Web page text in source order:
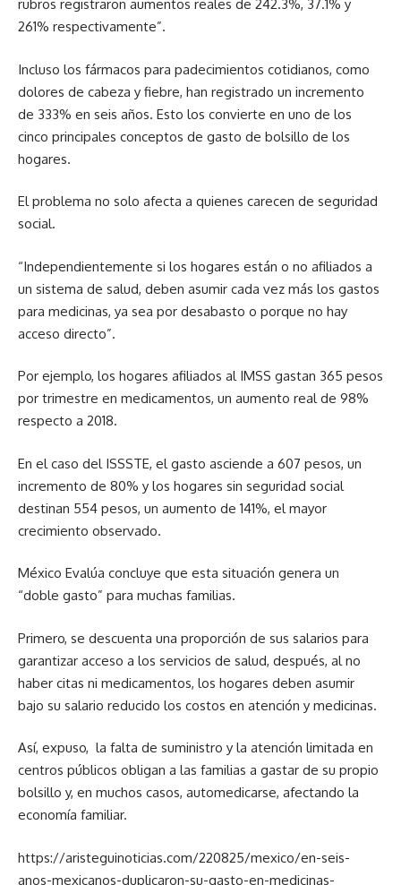
rubros registraron aumentos reales de 242.3%, 37.1% y
261% respectivamente”.
Incluso los fármacos para padecimientos cotidianos, como
dolores de cabeza y fiebre, han registrado un incremento
de 333% en seis años. Esto los convierte en uno de los
cinco principales conceptos de gasto de bolsillo de los
hogares.
El problema no solo afecta a quienes carecen de seguridad
social.
“Independientemente si los hogares están o no afiliados a
un sistema de salud, deben asumir cada vez más los gastos
para medicinas, ya sea por desabasto o porque no hay
acceso directo”.
Por ejemplo, los hogares afiliados al IMSS gastan 365 pesos
por trimestre en medicamentos, un aumento real de 98%
respecto a 2018.
En el caso del ISSSTE, el gasto asciende a 607 pesos, un
incremento de 80% y los hogares sin seguridad social
destinan 554 pesos, un aumento de 141%, el mayor
crecimiento observado.
México Evalúa concluye que esta situación genera un
“doble gasto” para muchas familias.
Primero, se descuenta una proporción de sus salarios para
garantizar acceso a los servicios de salud, después, al no
haber citas ni medicamentos, los hogares deben asumir
bajo su salario reducido los costos en atención y medicinas.
Así, expuso, la falta de suministro y la atención limitada en
centros públicos obligan a las familias a gastar de su propio
bolsillo y, en muchos casos, automedicarse, afectando la
economía familiar.
https://aristeguinoticias.com/220825/mexico/en-seis-
anos-mexicanos-duplicaron-su-gasto-en-medicinas-